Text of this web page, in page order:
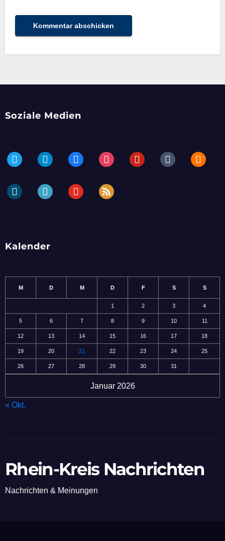
Soziale Medien
twitter telegramfacebookinstagrampinteresttumblr blogger
dailymotionperiscopeyoutube rss
Kalender
Januar 2026
M D M D F S S
1 2 3 4
5 6 7 8 9 10 11
12 13 14 15 16 17 18
19 20 21 22 23 24 25
26 27 28 29 30 31
« Okt.
Rhein-Kreis Nachrichten
Nachrichten & Meinungen